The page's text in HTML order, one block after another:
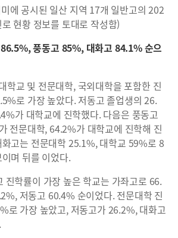
에 공시된 일산 지역 17개 일반고의 202
현황 정보를 토대로 작성함)
풍동고 85%, 대화고 84.1% 순으
학교 및 전문대학, 국외대학을 포함한 진
로 가장 높았다. 저동고 졸업생의 26.
가 대학교에 진학했다. 다음은 풍동고
전문대학, 64.2%가 대학교에 진학해 진
고는 전문대학 25.1%, 대학교 59%로 8
며 뒤를 이었다.
진학률이 가장 높은 학교는 가좌고로 66.
저동고 60.4% 순이었다. 전문대학 진
로 가장 높았고, 저동고가 26.2%, 대화고